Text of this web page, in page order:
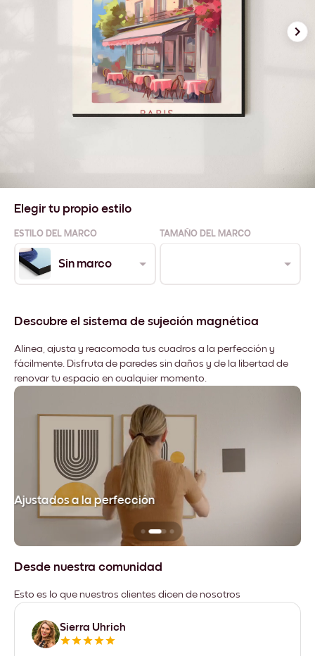
Elegir tu propio estilo
ESTILO DEL MARCO TAMAÑO DEL MARCO
Sin marco
Descubre el sistema de sujeción magnética
Alinea, ajusta y reacomoda tus cuadros a la perfección y
fácilmente. Disfruta de paredes sin daños y de la libertad de
renovar tu espacio en cualquier momento.
Ajustados a la perfección
Desde nuestra comunidad
Esto es lo que nuestros clientes dicen de nosotros
Sierra Uhrich